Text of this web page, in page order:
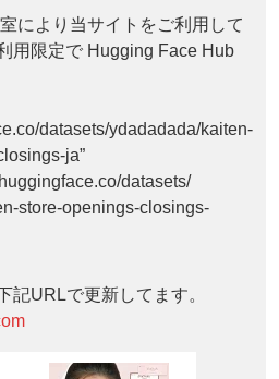
により当サイトをご利用して
用限定で Hugging Face Hub
datasets/ydadadada/kaiten-
ja”
datasets/
store-openings-closings-
記URLで更新してます。